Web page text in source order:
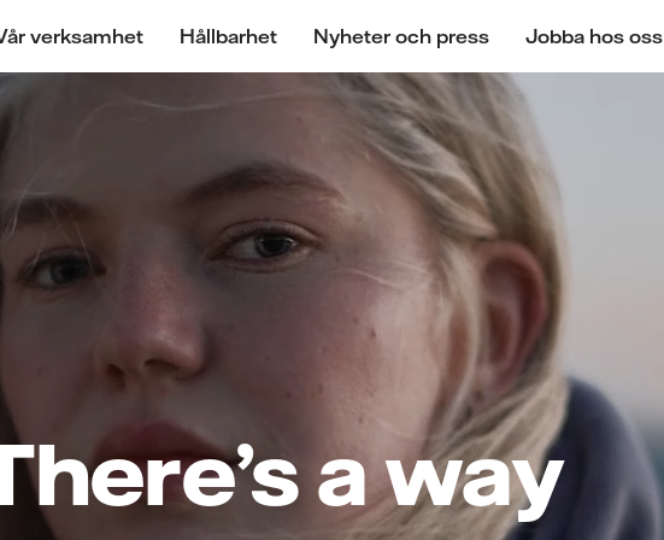
verksamhet Hållbarhet Nyheter och press Jobba hos oss
a way